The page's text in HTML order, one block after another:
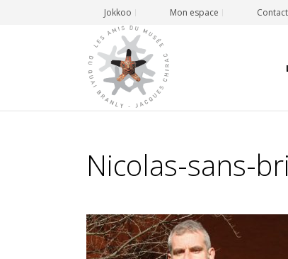
Jokkoo Mon espace
Nicolas-sans-